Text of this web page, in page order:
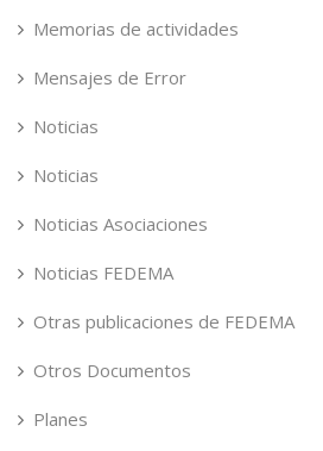
Memorias de actividades
Mensajes de Error
Noticias
Noticias
Noticias Asociaciones
Noticias FEDEMA
Otras publicaciones de FEDEMA
Otros Documentos
Planes